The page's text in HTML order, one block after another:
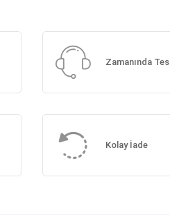
Zamanında
Kolay İade